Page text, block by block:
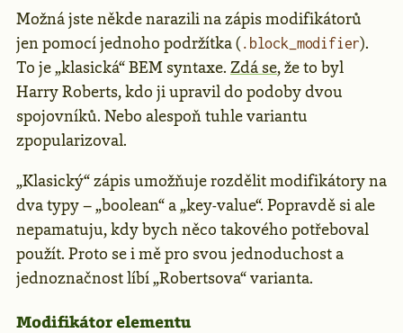
Možná jste někde narazili na zápis modifikátorů
jen pomocí jednoho podržítka (.block_modifier).
To je „klasická“ BEM syntaxe. Zdá se, že to byl
Harry Roberts, kdo ji upravil do podoby dvou
spojovníků. Nebo alespoň tuhle variantu
zpopularizoval.
„Klasický“ zápis umožňuje rozdělit modifikátory na
dva typy – „boolean“ a „key-value“. Popravdě si ale
nepamatuju, kdy bych něco takového potřeboval
použít. Proto se i mě pro svou jednoduchost a
jednoznačnost líbí „Robertsova“ varianta.
Modifikátor elementu